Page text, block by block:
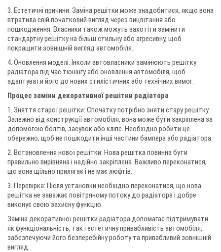
3. Естетичні причини: Заміна решітки може знадобитися, якщо вона
втратила свій початковий вигляд через вицвітання або
пошкодження. Власники також можуть захотіти замінити
стандартну решітку на більш стильну або агресивну, щоб
покращити зовнішній вигляд автомобіля.
4. Оновлення моделі: Інколи автовласники замінюють решітку
радіатора під час тюнінгу або оновлення автомобіля, щоб
адаптувати його до нових стилістичних або технічних вимог.
Процес заміни декоративної решітки радіатора
1. Зняття старої решітки: Спочатку потрібно зняти стару решітку.
Залежно від конструкції автомобіля, вона може бути закріплена за
допомогою болтів, засувок або кліпс. Необхідно робити це
обережно, щоб не пошкодити інші частини бампера або радіатора.
2. Встановлення нової решітки: Нова решітка повинна бути
правильно вирівняна і надійно закріплена. Важливо переконатися,
що вона щільно прилягає і не має люфтів.
3. Перевірка: Після установки необхідно переконатися, що нова
решітка не заважає повітряному потоку до радіатора і добре
виконує свою захисну функцію.
Заміна декоративної решітки радіатора допомагає підтримувати
як функціональність, так і естетичну привабливість автомобіля,
забезпечуючи його безперебійну роботу та привабливий зовнішній
вигляд.